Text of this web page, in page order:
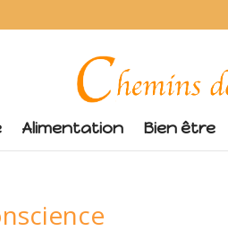
Alimentation Bien être